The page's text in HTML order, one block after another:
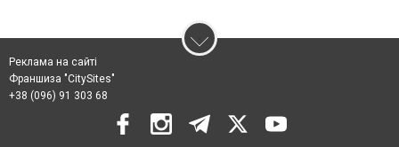
Реклама на сайті
Франшиза "CitySites"
+38 (096) 91 303 68